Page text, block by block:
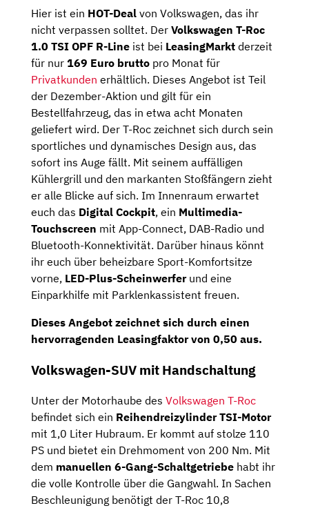
Hier ist ein HOT-Deal von Volkswagen, das ihr
nicht verpassen solltet. Der Volkswagen T-Roc
1.0 TSI OPF R-Line ist bei LeasingMarkt derzeit
für nur 169 Euro brutto pro Monat für
Privatkunden erhältlich. Dieses Angebot ist Teil
der Dezember-Aktion und gilt für ein
Bestellfahrzeug, das in etwa acht Monaten
geliefert wird. Der T-Roc zeichnet sich durch sein
sportliches und dynamisches Design aus, das
sofort ins Auge fällt. Mit seinem auffälligen
Kühlergrill und den markanten Stoßfängern zieht
er alle Blicke auf sich. Im Innenraum erwartet
euch das Digital Cockpit, ein Multimedia-
Touchscreen mit App-Connect, DAB-Radio und
Bluetooth-Konnektivität. Darüber hinaus könnt
ihr euch über beheizbare Sport-Komfortsitze
vorne, LED-Plus-Scheinwerferund eine
Einparkhilfe mit Parklenkassistent freuen.
Dieses Angebot zeichnet sich durch einen
hervorragenden Leasingfaktorvon 0,50 aus.
Volkswagen-SUV mit Handschaltung
Unter der Motorhaube des Volkswagen T-Roc
befindet sich ein Reihendreizylinder TSI-Motor
mit 1,0 Liter Hubraum. Er kommt auf stolze 110
PS und bietet ein Drehmoment von 200 Nm. Mit
dem manuellen 6-Gang-Schaltgetriebe habt ihr
die volle Kontrolle über die Gangwahl. In Sachen
Beschleunigung benötigt der T-Roc 10,8